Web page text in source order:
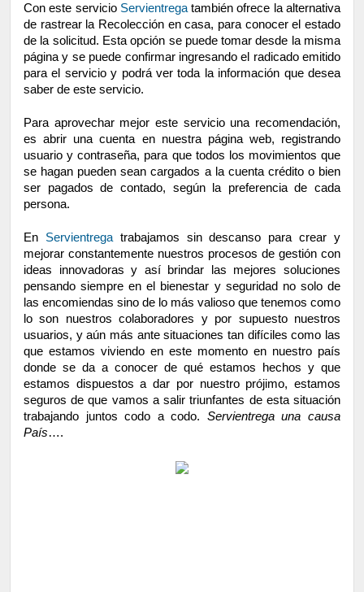
Con este servicio Servientrega también ofrece la alternativa
de rastrear la Recolección en casa, para conocer el estado
de la solicitud. Esta opción se puede tomar desde la misma
página y se puede confirmar ingresando el radicado emitido
para el servicio y podrá ver toda la información que desea
saber de este servicio.
Para aprovechar mejor este servicio una recomendación,
es abrir una cuenta en nuestra página web, registrando
usuario y contraseña, para que todos los movimientos que
se hagan pueden sean cargados a la cuenta crédito o bien
ser pagados de contado, según la preferencia de cada
persona.
En Servientrega trabajamos sin descanso para crear y
mejorar constantemente nuestros procesos de gestión con
ideas innovadoras y así brindar las mejores soluciones
pensando siempre en el bienestar y seguridad no solo de
las encomiendas sino de lo más valioso que tenemos como
lo son nuestros colaboradores y por supuesto nuestros
usuarios, y aún más ante situaciones tan difíciles como las
que estamos viviendo en este momento en nuestro país
donde se da a conocer de qué estamos hechos y que
estamos dispuestos a dar por nuestro prójimo, estamos
seguros de que vamos a salir triunfantes de esta situación
trabajando juntos codo a codo. Servientrega una causa
País….